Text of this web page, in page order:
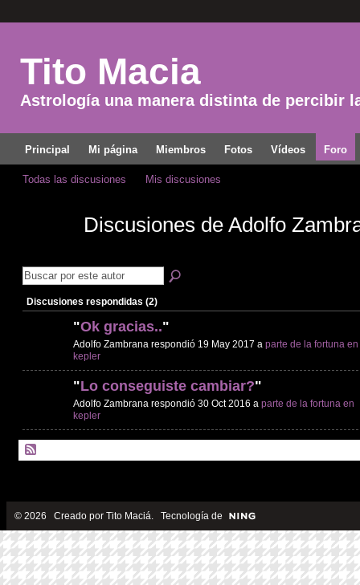
Tito Macia
Astrología una manera distinta de percibir
Principal Mi página Miembros Fotos Vídeos Foro
Todas las discusiones Mis discusiones
Discusiones de Adolfo
Discusiones respondidas (2)
"Ok gracias.."
Adolfo Zambrana respondió 19 May 2017 a parte de la fortuna en
kepler
"Lo conseguiste cambiar?"
Adolfo Zambrana respondió 30 Oct 2016 a parte de la fortuna en
kepler
© 2026 Creado por Tito Maciá. Tecnología de